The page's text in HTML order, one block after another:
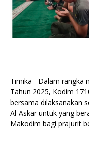
Timika - Dalam rangka
Tahun 2025, Kodim
bersama dilaksanakan
Al-Askar untuk yang
Makodim bagi prajurit